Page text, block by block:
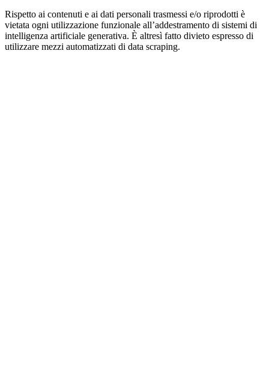
Rispetto ai contenuti e ai dati personali trasmessi e/o riprodotti è
vietata ogni utilizzazione funzionale all’addestramento di sistemi di
intelligenza artificiale generativa. È altresì fatto divieto espresso di
utilizzare mezzi automatizzati di data scraping.